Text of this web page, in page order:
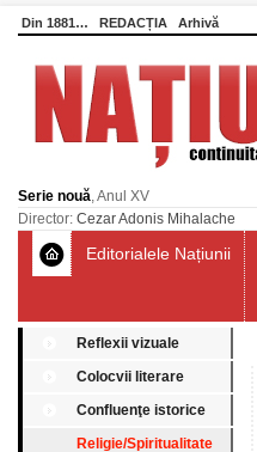
Din 1881… REDACȚIA Arhivă
Serie nouă, Anul XV
Director: Cezar Adonis Mihalache
Editorialele Națiunii
Reflexii vizuale
Colocvii literare
Confluenţe istorice
Religie/Spiritualitate